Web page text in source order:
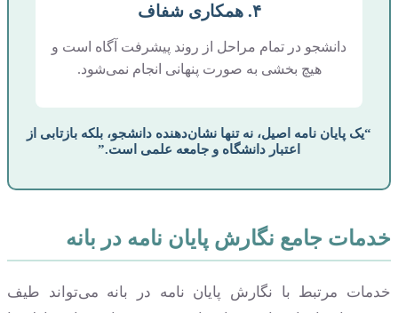
۴. همکاری شفاف
دانشجو در تمام مراحل از روند پیشرفت آگاه است و
هیچ بخشی به صورت پنهانی انجام نمی‌شود.
“یک پایان نامه اصیل، نه تنها نشان‌دهنده دانشجو، بلکه بازتابی از
اعتبار دانشگاه و جامعه علمی است.”
خدمات جامع نگارش پایان نامه در بانه
خدمات مرتبط با نگارش پایان نامه در بانه می‌تواند طیف